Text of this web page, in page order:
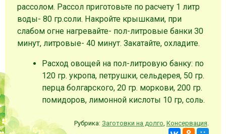
рассолом. Рассол приготовьте по расчету 1 литр
воды- 80 гр.соли. Накройте крышками, при
слабом огне нагревайте- пол-литровые банки 30
минут, литровые- 40 минут. Закатайте, охладите.
Расход овощей на пол-литровую банку: по
120 гр. укропа, петрушки, сельдерея, 50 гр.
перца болгарского, 20 гр. моркови, 200 гр.
помидоров, лимонной кислоты 10 гр, соль.
Рубрика: Заготовки на долго, Консервация.